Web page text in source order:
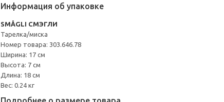
Информация об упаковке
SMÅGLI СМЭГЛИ
Тарелка/миска
Номер товара: 303.646.78
Ширина: 17 см
Высота: 7 см
Длина: 18 см
Вес: 0.24 кг